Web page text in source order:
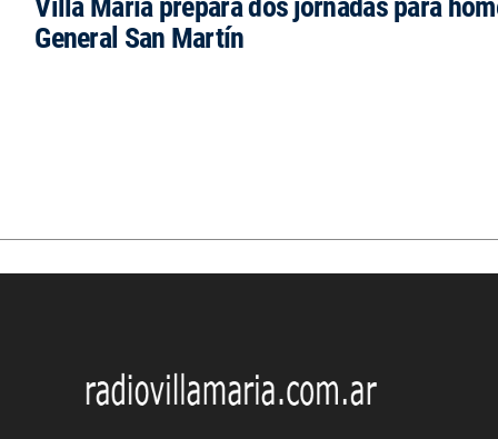
General San Martín